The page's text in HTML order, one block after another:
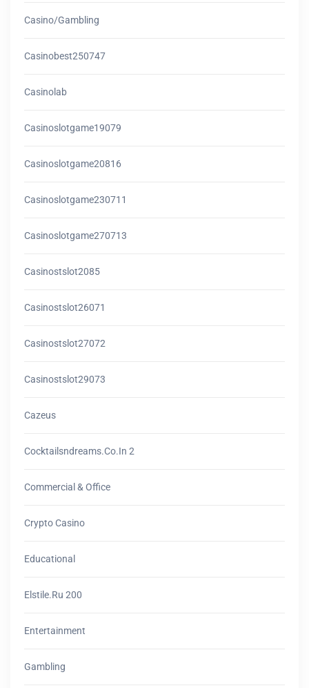
Casino/gambling
Casinobest250747
Casinolab
Casinoslotgame19079
Casinoslotgame20816
Casinoslotgame230711
Casinoslotgame270713
Casinostslot2085
Casinostslot26071
Casinostslot27072
Casinostslot29073
Cazeus
Cocktailsndreams.co.in 2
Commercial & Office
Crypto Casino
Educational
Elstile.ru 200
Entertainment
Gambling